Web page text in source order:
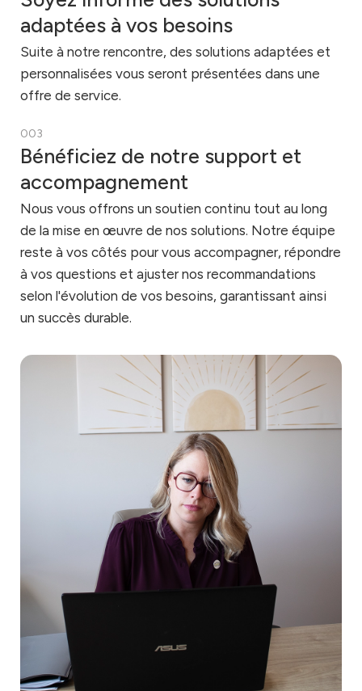
adaptées à vos besoins
Suite à notre rencontre, des solutions adaptées et
personnalisées vous seront présentées dans une
offre de service.
003
Bénéficiez de notre support et
accompagnement
Nous vous offrons un soutien continu tout au long
de la mise en œuvre de nos solutions. Notre équipe
reste à vos côtés pour vous accompagner, répondre
à vos questions et ajuster nos recommandations
selon l'évolution de vos besoins, garantissant ainsi
un succès durable.